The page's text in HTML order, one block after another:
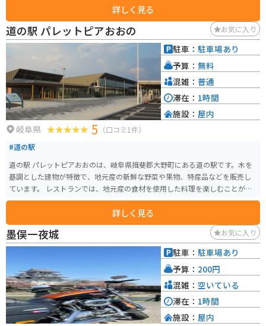
とができる展望台もあり、休憩スポットとしても最適です。また、春には
桜、秋には紅葉が美しく、バイクツーリングの目的地としても人気がありま
す。周辺には、岐阜城などの観光スポットも点在しています。 バイクで訪れ
る場合、道の駅には広い駐車場が完備されているので安心です。長良川沿い
を走る国道156号線は、景色が良く、ツーリングに最適なルートです。
詳しく見る
道の駅 パレットピアおおの お気に入り
岐阜県 5 （口コミ1件）
#道の駅
道の駅 パレットピアおおのは、岐阜県揖斐郡大野町にある道の駅です。木を
基調とした建物が特徴で、地元産の新鮮な野菜や果物、特産品などを販売し
ています。 レストランでは、地元産の食材を使用した料理を楽しむことがで
きます。中でも、大野町産の富有柿を使ったスイーツは人気です。 バイクで
訪れる場合、道の駅には広い駐車場が完備されているので安心です。周辺に
は、揖斐川堤防や徳山ダムなど、自然豊かな観光スポットも点在しており、
ツーリングの拠点としても最適です。 大野町は柿の生産が盛んで、秋には道
の駅でもたくさんの柿が販売されます。また、富有柿を使ったジュースやジ
詳しく見る
駐車： 駐車場あり
予算： 無料
混雑： 普通
滞在： 1時間
施設： 屋内
墨俣一夜城 お気に入り
駐車： 駐車場あり
予算： 200円
混雑： 空いている
滞在： 1時間
施設： 屋内